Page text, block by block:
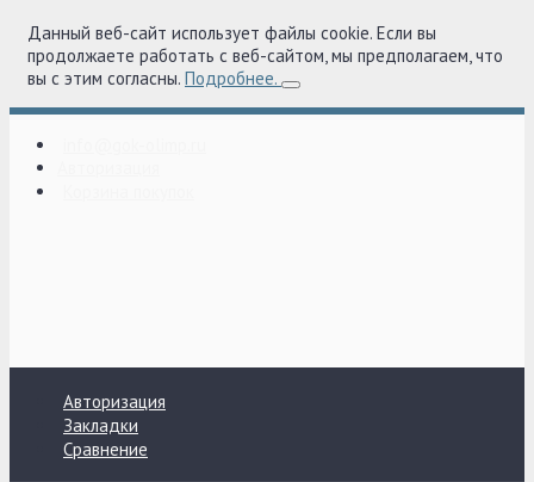
Данный веб-сайт использует файлы cookie. Если вы
продолжаете работать с веб-сайтом, мы предполагаем, что
вы с этим согласны. Подробнее.
Авторизация
Закладки
Сравнение